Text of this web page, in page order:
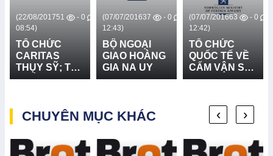
(22/08/2017
08:54)
51 - 0
TỔ CHỨC
CARITAS
THỤY SỸ; TỔ
CHỨC
SWISS
(07/07/2016
12:43)
37 - 0
BỘ NGOẠI
GIAO HOÀNG
GIA NA UY
(07/07/2016
12:42)
63 - 0
TỔ CHỨC
QUỐC TẾ VỀ
CẤM VẬN SỬ
DỤNG BOM
CHỐNG BOM
CHÙM (CMC) -
BỘ NGOẠI
GIAO HOÀNG
CHUYÊN MỤC KHÁC ‹ ›